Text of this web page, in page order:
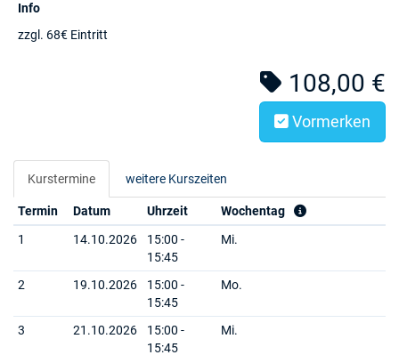
Info
zzgl. 68€ Eintritt
108,00 €
Vormerken
Kurstermine weitere Kurszeiten
Termin Datum Uhrzeit
Wochentag
1
14.10.2026
15:00 -
15:45
Mi.
2 19.10.2026
15:00 -
15:45
Mo.
3 21.10.2026
15:00 -
15:45
Mi.